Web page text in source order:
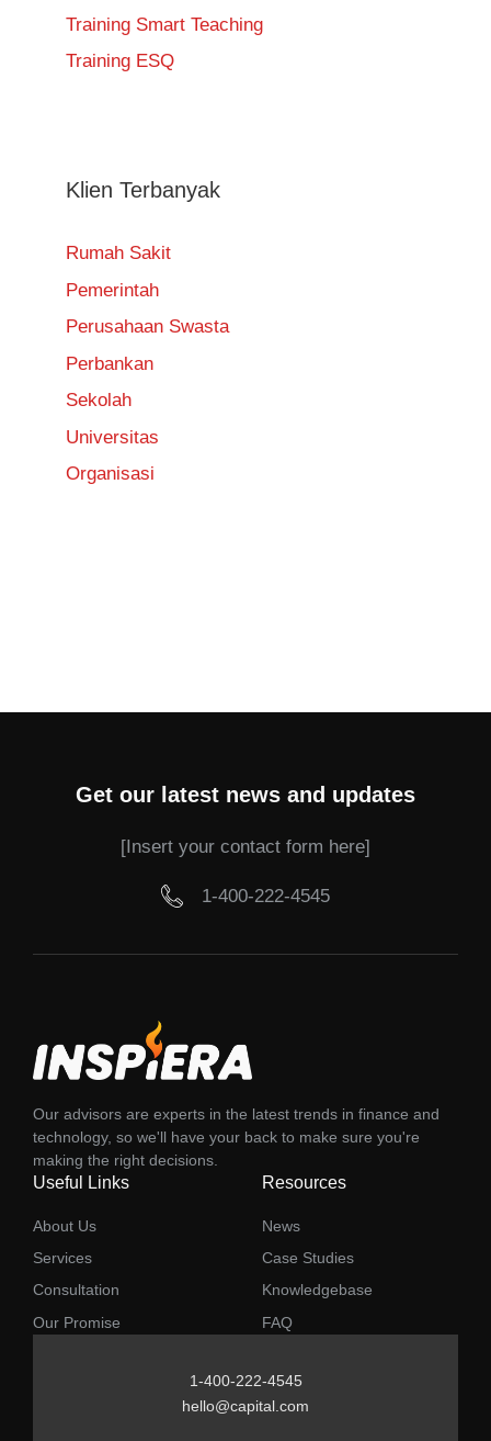
Training Smart Teaching
Training ESQ
Klien Terbanyak
Rumah Sakit
Pemerintah
Perusahaan Swasta
Perbankan
Sekolah
Universitas
Organisasi
Get our latest news and updates
[Insert your contact form here]
1-400-222-4545
Our advisors are experts in the latest trends in finance and
technology, so we'll have your back to make sure you're
making the right decisions.
Useful Links
About Us
Services
Consultation
Our Promise
Resources
News
Case Studies
Knowledgebase
FAQ
1-400-222-4545
hello@capital.com